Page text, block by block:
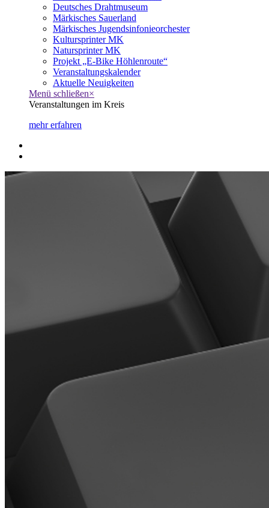
Deutsches Drahtmuseum
Märkisches Sauerland
Märkisches Jugendsinfonieorchester
Kultursprinter MK
Natursprinter MK
Projekt „E-Bike Höhlenroute“
Veranstaltungskalender
Aktuelle Neuigkeiten
Menü schließen×
Veranstaltungen im Kreis
mehr erfahren